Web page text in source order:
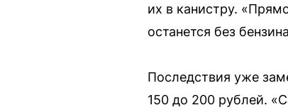
их в канистру.
останется без
Последствия уже
150 до 200 рублей.